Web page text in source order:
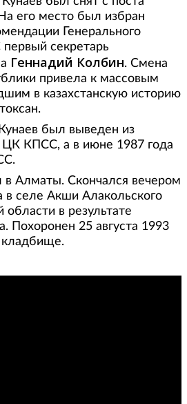
его место был избран
Генерального
секретарь
Геннадий Колбин. Смена
привела к массовым
в казахстанскую историю
был выведен из
КПСС, а в июне 1987 года
в Алматы. Скончался вечером
в селе Акши Алакольского
в результате
Похоронен 25 августа 1993
кладбище.